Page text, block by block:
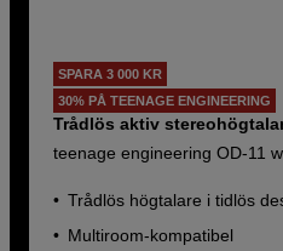
SPARA 3 000 KR
30% PÅ TEENAGE ENGINEERING
Trådlös aktiv
teenage engineering OD-11
Trådlös högtalare i tidlös
Multiroom-kompatibel